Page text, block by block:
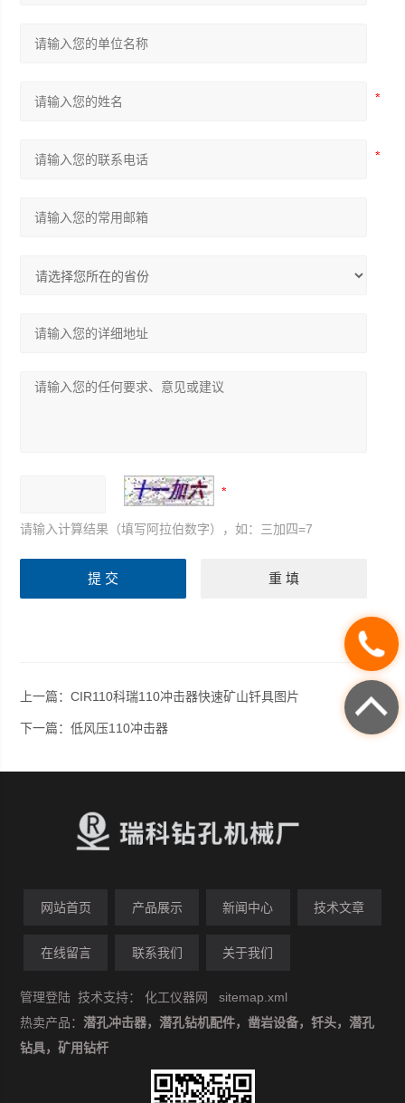
请输入计算结果（填写阿拉伯数字），如：三加四=7
上一篇：CIR110科瑞110冲击器快速矿山钎具图片
下一篇：低风压110冲击器
网站首页 产品展示 新闻中心 技术文章
在线留言 联系我们 关于我们
管理登陆 技术支持：化工仪器网
sitemap.xml
热卖产品：潜孔冲击器，潜孔钻机配件，凿岩设备，钎头，潜孔
钻具，矿用钻杆